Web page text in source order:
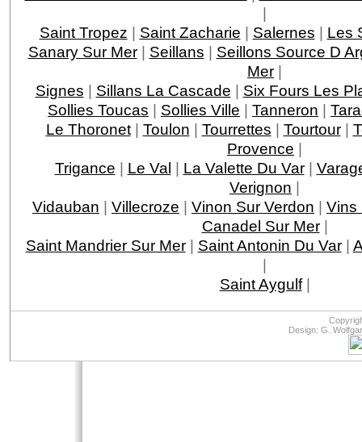
|
Saint Tropez | Saint Zacharie | Salernes | Les
Sanary Sur Mer| Seillans | Seillons Source D
Mer |
Signes | Sillans La Cascade | Six Fours Les
Sollies Toucas | Sollies Ville | Tanneron |
Le Thoronet| Toulon | Tourrettes | Tourtour|
Provence |
Trigance | Le Val | La Valette Du Var|
Verignon |
Vidauban | Villecroze | Vinon Sur Verdon | Vins
Canadel Sur Mer|
Saint Mandrier Sur Mer| Saint Antonin Du Var|
|
Saint Aygulf|
Design: G.